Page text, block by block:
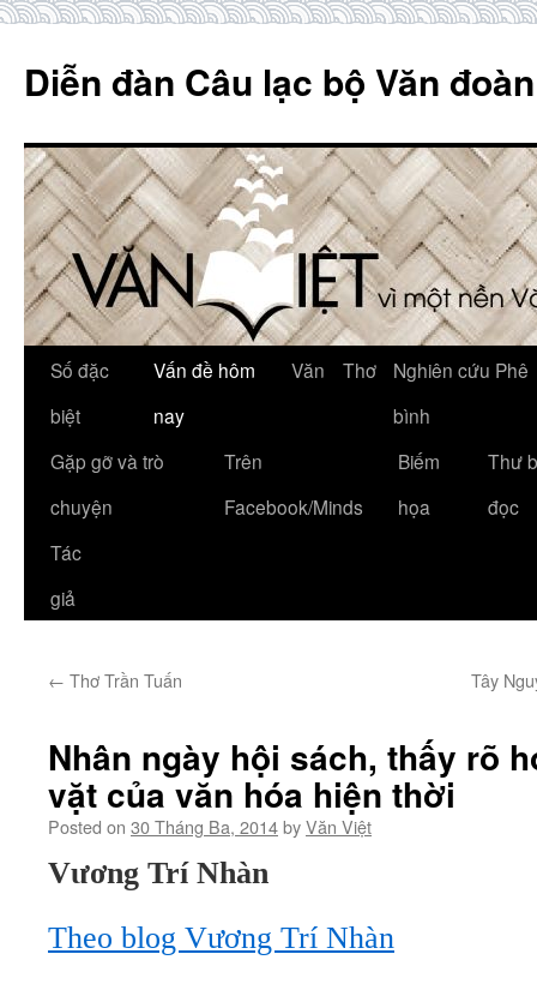
content
Diễn đàn Câu lạc bộ Văn
Số đặc
biệt
Vấn đề hôm
nay
Văn Thơ
Nghiên cứu Phê
bình
Gặp gỡ và trò
chuyện
Trên
Facebook/Minds
Biếm
họa
Thư
đọc
Tác
giả
← Thơ Trần Tuấn Tây
Nhân ngày hội sách, thấy rõ
vặt của văn hóa hiện thời
Posted on 30 Tháng Ba, 2014byVăn Việt
Vương Trí Nhàn
Theo blog Vương Trí Nhàn